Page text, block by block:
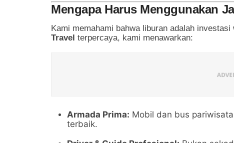
Mengapa Harus Menggunakan
Kami memahami bahwa liburan adalah
Travel terpercaya, kami menawarkan:
Armada Prima: Mobil dan bus
terbaik.